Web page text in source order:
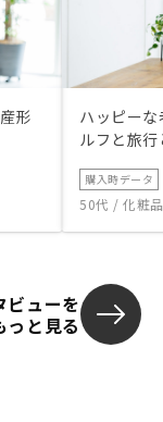
形
ハッピー
ルフと旅
購入時データ
50代 / 化粧
ビューを
っと見る